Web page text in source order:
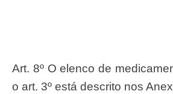
Art. 8º O elenco de medicamentos de que trata
o art. 3º está descrito nos